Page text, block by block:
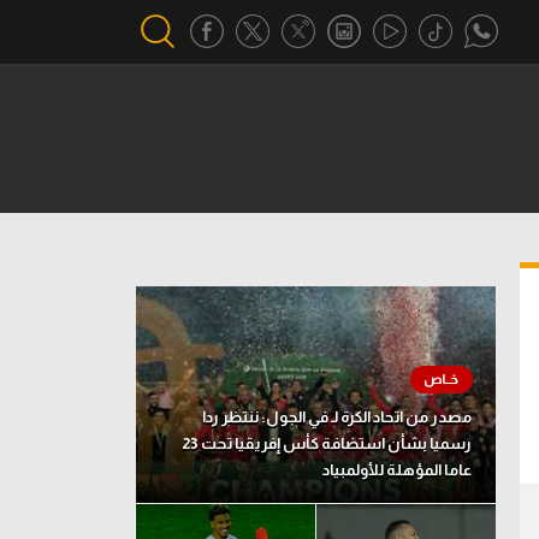
تحقيق في الجول
تقرير في الجول
تحليل في الجول
حكايات في الجول
كويز في الجول
فيديو في الجول
مصدر من اتحاد الكرة لـ في الجول: ننتظر ردا
رسميا بشأن استضافة كأس إفريقيا تحت 23
عاما المؤهلة للأولمبياد